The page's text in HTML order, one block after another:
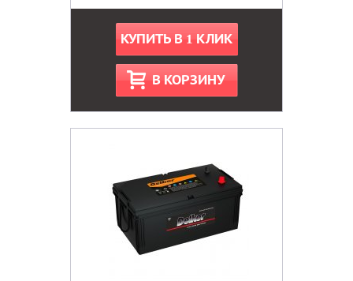
КУПИТЬ В 1 КЛИК
В КОРЗИНУ